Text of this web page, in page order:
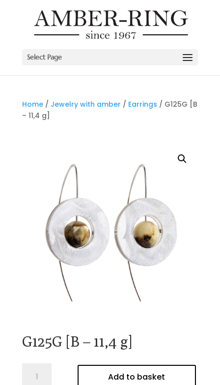
Select Page
Home/ Jewelry with amber / Earrings / G125G [B
– 11,4 g]
G125G [B – 11,4 g]
Add to basket